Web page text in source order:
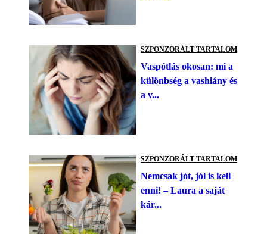
SZPONZORÁLT TARTALOM
Vaspótlás okosan: mi a
különbség a vashiány és
a v...
SZPONZORÁLT TARTALOM
Nemcsak jót, jól is kell
enni! – Laura a saját
kár...